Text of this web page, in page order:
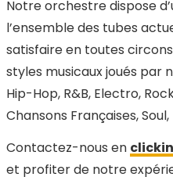
Notre orchestre dispose
l’ensemble des tubes
satisfaire en toutes
styles musicaux joués par
Hip-Hop, R&B, Electro,
Chansons Françaises,
Contactez-nous en
et profiter de notre